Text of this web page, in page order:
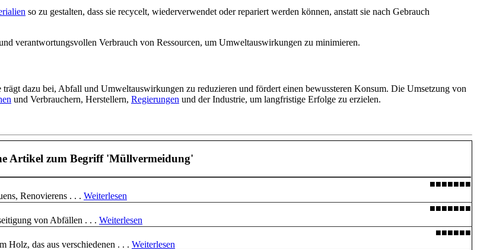
so zu gestalten, dass sie recycelt, wiederverwendet oder repariert werden können, anstatt sie nach Gebrauch
verantwortungsvollen Verbrauch von Ressourcen, um Umweltauswirkungen zu minimieren.
dazu bei, Abfall und Umweltauswirkungen zu reduzieren und fördert einen bewussteren Konsum. Die Umsetzung von
und Verbrauchern, Herstellern, Regierungen und der Industrie, um langfristige Erfolge zu erzielen.
Artikelzum Begriff 'Müllvermeidung'
■■■■■■■
Renovierens . . . Weiterlesen
■■■■■■■
von Abfällen . . . Weiterlesen
■■■■■■
Holz, das aus verschiedenen . . . Weiterlesen